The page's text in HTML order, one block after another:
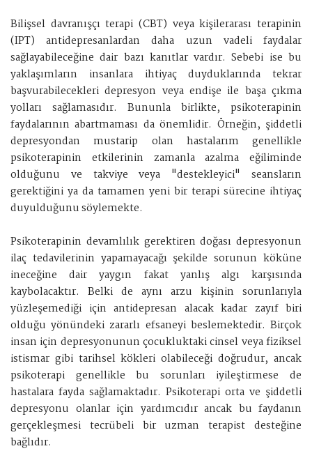
Bilişsel davranışçı terapi (CBT) veya kişilerarası terapinin
(IPT) antidepresanlardan daha uzun vadeli faydalar
sağlayabileceğine dair bazı kanıtlar vardır. Sebebi ise bu
yaklaşımların insanlara ihtiyaç duyduklarında tekrar
başvurabilecekleri depresyon veya endişe ile başa çıkma
yolları sağlamasıdır. Bununla birlikte, psikoterapinin
faydalarının abartmaması da önemlidir. Örneğin, şiddetli
depresyondan mustarip olan hastalarım genellikle
psikoterapinin etkilerinin zamanla azalma eğiliminde
olduğunu ve takviye veya "destekleyici" seansların
gerektiğini ya da tamamen yeni bir terapi sürecine ihtiyaç
duyulduğunu söylemekte.
Psikoterapinin devamlılık gerektiren doğası depresyonun
ilaç tedavilerinin yapamayacağı şekilde sorunun köküne
ineceğine dair yaygın fakat yanlış algı karşısında
kaybolacaktır. Belki de aynı arzu kişinin sorunlarıyla
yüzleşemediği için antidepresan alacak kadar zayıf biri
olduğu yönündeki zararlı efsaneyi beslemektedir. Birçok
insan için depresyonunun çocukluktaki cinsel veya fiziksel
istismar gibi tarihsel kökleri olabileceği doğrudur, ancak
psikoterapi genellikle bu sorunları iyileştirmese de
hastalara fayda sağlamaktadır. Psikoterapi orta ve şiddetli
depresyonu olanlar için yardımcıdır ancak bu faydanın
gerçekleşmesi tecrübeli bir uzman terapist desteğine
bağlıdır.